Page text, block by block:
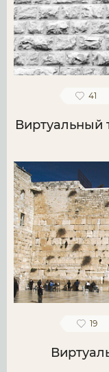
41
Виртуальный
19